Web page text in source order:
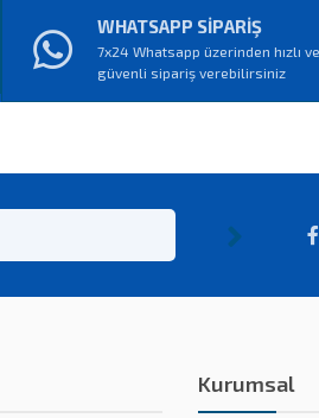
WHATSAPP SİPARİŞ
7x24 Whatsapp üzerinden hızlı ve
güvenli sipariş verebilirsiniz
Kurumsal